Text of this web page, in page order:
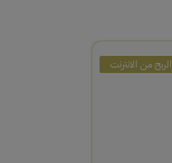
الربح من الانترنت